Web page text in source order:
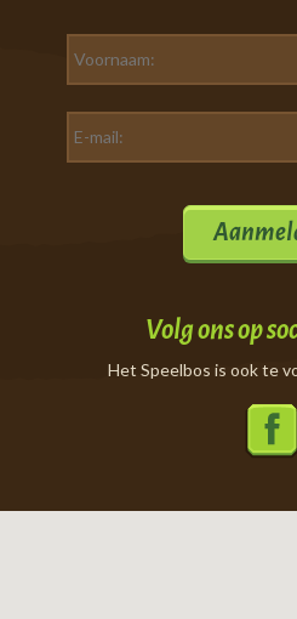
Volg ons op
Het Speelbos is ook te